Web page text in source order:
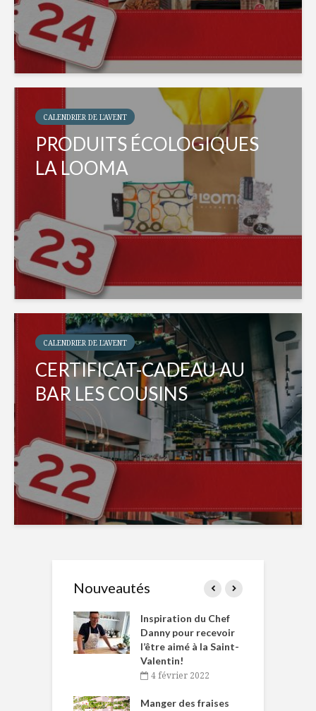
CALENDRIER DE L'AVENT
PRODUITS ÉCOLOGIQUES
LA LOOMA
CALENDRIER DE L'AVENT
CERTIFICAT-CADEAU AU
BAR LES COUSINS
Nouveautés
Inspiration du Chef
Danny pour recevoir
l’être aimé à la Saint-
Valentin!
4 février 2022
Manger des fraises